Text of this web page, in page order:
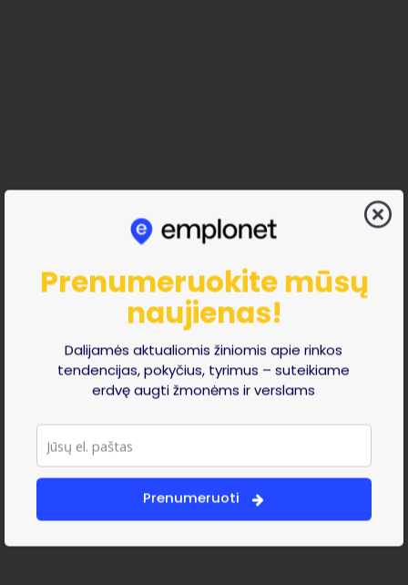
Prenumeruokite mūsų
naujienas!
Dalijamės aktualiomis žiniomis apie rinkos
tendencijas, pokyčius, tyrimus – suteikiame
erdvę augti žmonėms ir verslams
Prenumeruoti